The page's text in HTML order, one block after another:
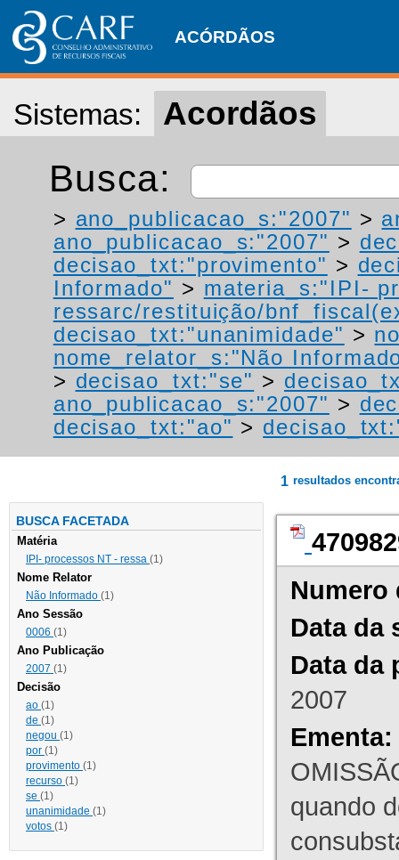
ACÓRDÃOS
Sistemas: Acordãos
Busca:
> ano_publicacao_s:"2007" >
ano_publicacao_s:"2007" >
decisao_txt:"provimento" >
Informado" > materia_s:"IPI-
ressarc/restituição/
decisao_txt:"unanimidade" >
nome_relator_s:"Não
> decisao_txt:"se" >
ano_publicacao_s:"2007" >
decisao_txt:"ao" >
BUSCA FACETADA
Matéria
IPI- processos NT - ressa (1)
Nome Relator
Não Informado (1)
Ano Sessão
0006 (1)
Ano Publicação
2007 (1)
Decisão
ao (1)
de (1)
negou (1)
por (1)
provimento (1)
recurso (1)
se (1)
unanimidade (1)
votos (1)
1 resultados
Numero
Data da
Data da
2007
Ementa:
quando